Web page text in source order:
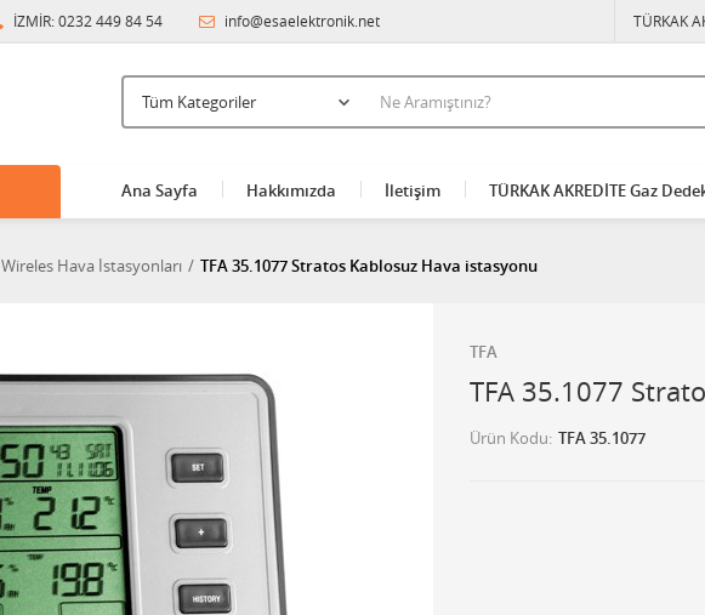
İZMİR: 0232 449 84 54 info@esaelektronik.net TÜRKAK
Ana Sayfa Hakkımızda İletişim TÜRKAK AKREDİTE Gaz
Wireles Hava İstasyonları TFA 35.1077 Stratos Kablosuz Hava istasyonu
TFA
TFA 35.1077
Ürün Kodu TFA 35.1077